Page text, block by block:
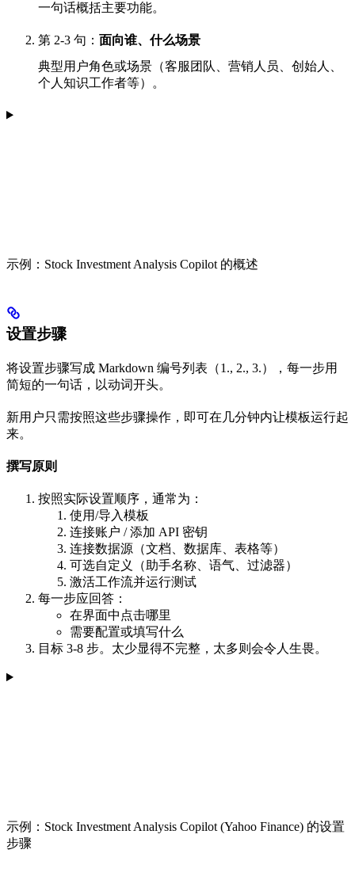
一句话概括主要功能。
第 2-3 句： 面向谁、什么场景
典型用户角色或场景（客服团队、营销人员、创始人、
个人知识工作者等）。
示例：Stock Investment Analysis Copilot 的概述
设置步骤
将设置步骤写成 Markdown 编号列表（1., 2., 3.），每一步用
简短的一句话，以动词开头。
新用户只需按照这些步骤操作，即可在几分钟内让模板运行起
来。
撰写原则
按照实际设置顺序，通常为：
使用/导入模板
连接账户 / 添加 API 密钥
连接数据源（文档、数据库、表格等）
可选自定义（助手名称、语气、过滤器）
激活工作流并运行测试
每一步应回答：
在界面中点击哪里
需要配置或填写什么
目标 3-8 步。太少显得不完整，太多则会令人生畏。
示例：Stock Investment Analysis Copilot (Yahoo Finance) 的设置
步骤